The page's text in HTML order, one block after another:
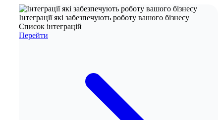
Інтеграції які забезпечують роботу вашого бізнесу
Список інтеграцій
Перейти